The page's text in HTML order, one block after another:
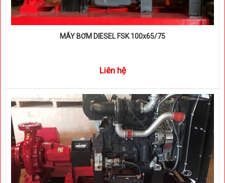
MÁY BƠM DIESEL FSK 100x65/75
Liên hệ